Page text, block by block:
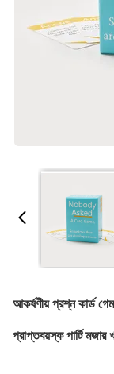
আকর্ষণীয় প্রশ্ন কার্ড
প্রাপ্তবয়স্ক পার্টি মজার